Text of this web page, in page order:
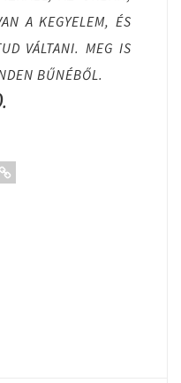
A KEGYELEM, ÉS
VÁLTANI. MEG IS
BŰNÉBŐL.